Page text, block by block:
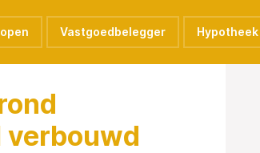
Vastgoedbelegger Hypotheek
verbouwd